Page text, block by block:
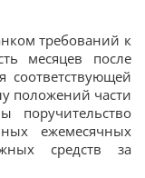
требований к
месяцев после
соответствующей
положений части
поручительство
ежемесячных
средств за